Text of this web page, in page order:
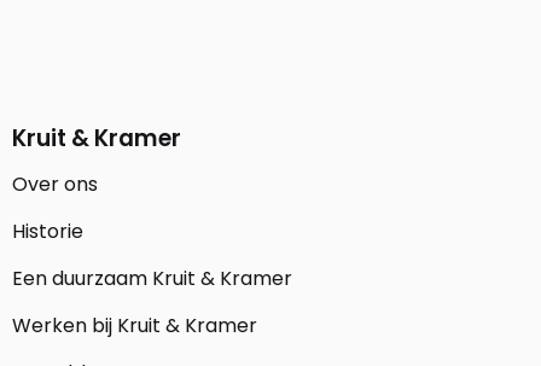
Kruit & Kramer
Over ons
Historie
Een duurzaam Kruit & Kramer
Werken bij Kruit & Kramer